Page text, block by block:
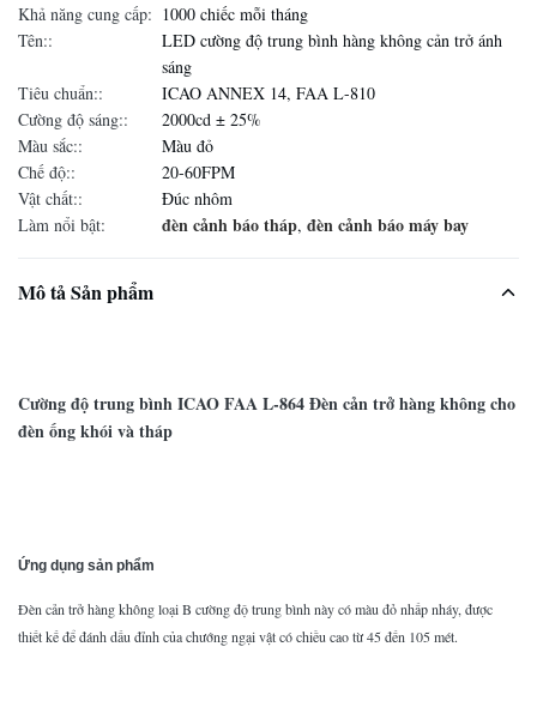
Khả năng cung cấp: 1000 chiếc mỗi tháng
Tên::
LED cường độ trung bình hàng không cản trở ánh
sáng
Tiêu chuẩn::
ICAO ANNEX 14, FAA L-810
Cường độ sáng::
2000cd ± 25%
Màu sắc::
Màu đỏ
Chế độ::
20-60FPM
Vật chất::
Đúc nhôm
Làm nổi bật:
đèn cảnh báo tháp, đèn cảnh báo máy bay
Mô tả Sản phẩm
Cường độ trung bình ICAO FAA L-864 Đèn cản trở hàng không cho
đèn ống khói và tháp
Ứng dụng sản phẩm
Đèn cản trở hàng không loại B cường độ trung bình này có màu đỏ nhấp nháy, được
thiết kế để đánh dấu đỉnh của chướng ngại vật có chiều cao từ 45 đến 105 mét.